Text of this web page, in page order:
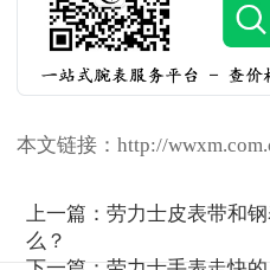
本文链接：http://
上一篇：劳力士皮表带和
么？